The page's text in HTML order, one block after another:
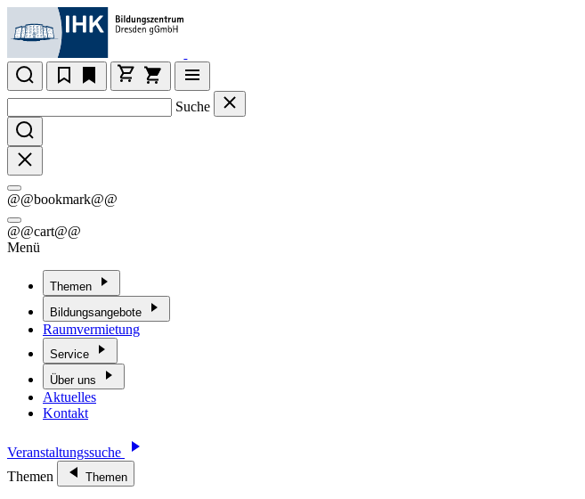
Suche
@@bookmark@@
@@cart@@
Menü
Themen
Bildungsangebote
Raumvermietung
Service
Über uns
Aktuelles
Kontakt
Veranstaltungssuche
Themen
Themen